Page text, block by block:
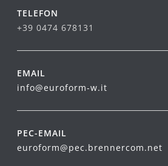
TELEFON
+39 0474 678131
EMAIL
info@euroform-w.it
PEC-EMAIL
euroform@pec.brennercom.net